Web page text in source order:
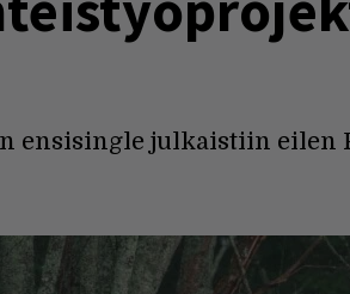
ensisingle julkaistiin eilen